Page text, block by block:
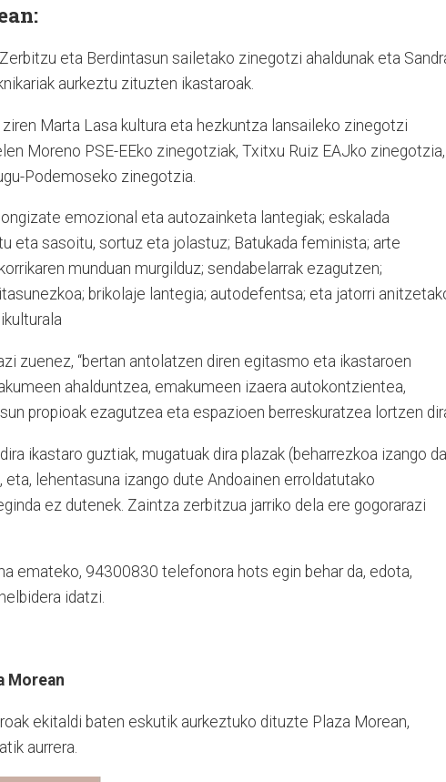
eta Berdintasun sailetako zinegotzi ahaldunak eta
aurkeztu zituzten ikastaroak.
ziren Marta Lasa kultura eta hezkuntza lansaileko zinegotzi
Moreno PSE-EEko zinegotziak, Txitxu Ruiz EAJko zinegotzia,
Podemoseko zinegotzia.
emozional eta autozainketa lantegiak; eskalada
eta sasoitu, sortuz eta jolastuz; Batukada feminista; arte
munduan murgilduz; sendabelarrak ezagutzen;
brikolaje lantegia; autodefentsa; eta jatorri
zuenez, “bertan antolatzen diren egitasmo eta ikastaroen
ahalduntzea, emakumeen izaera autokontzientea,
propioak ezagutzea eta espazioen berreskuratzea lortzen
ikastaro guztiak, mugatuak dira plazak (beharrezkoa izango da
eta, lehentasuna izango dute Andoainen erroldatutako
ez dutenek. Zaintza zerbitzua jarriko dela ere gogorarazi
emateko, 94300830 telefonora hots egin behar da, edota,
idatzi.
Morean
ekitaldi baten eskutik aurkeztuko dituzte Plaza Morean,
aurrera.